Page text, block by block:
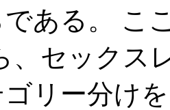
ある。 こ
、セックス
リー分け